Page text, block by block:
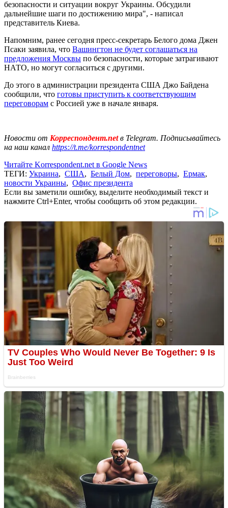
безопасности и ситуации вокруг Украины. Обсудили
дальнейшие шаги по достижению мира", - написал
представитель Киева.
Напомним, ранее сегодня пресс-секретарь Белого дома Джен
Псаки заявила, что Вашингтон не будет соглашаться на
предложения Москвы по безопасности, которые затрагивают
НАТО, но могут согласиться с другими.
До этого в администрации президента США Джо Байдена
сообщили, что готовы приступить к соответствующим
переговорам с Россией уже в начале января.
Новости от Корреспондент.netв Telegram. Подписывайтесь
на наш канал https://t.me/korrespondentnet
Читайте Korrespondent.net в Google News
ТЕГИ: Украина, США, Белый Дом, переговоры, Ермак,
новости Украины, Офис президента
Если вы заметили ошибку, выделите необходимый текст и
нажмите Ctrl+Enter, чтобы сообщить об этом редакции.